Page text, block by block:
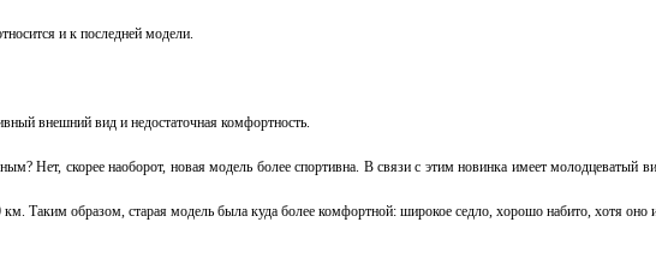
и к последней модели.
внешний вид и недостаточная комфортность.
Нет, скорее наоборот, новая модель более спортивна. В связи с этим новинка имеет молодцеватый
Таким образом, старая модель была куда более комфортной: широкое седло, хорошо набито, хотя оно и